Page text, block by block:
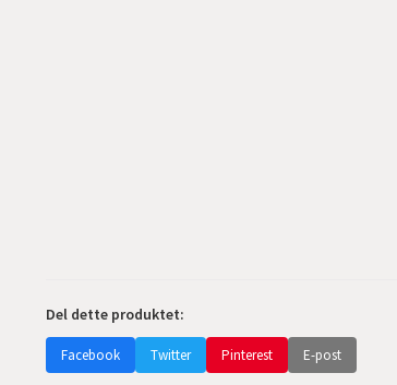
Del dette produktet:
Facebook Twitter Pinterest E-post